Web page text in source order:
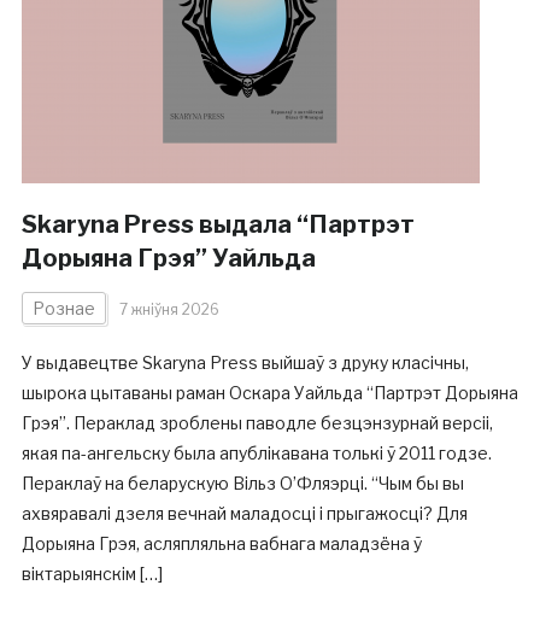
Skaryna Press выдала “Партрэт
Дорыяна Грэя” Уайльда
Рознае 7 жніўня 2026
У выдавецтве Skaryna Press выйшаў з друку класічны,
шырока цытаваны раман Оскара Уайльда “Партрэт Дорыяна
Грэя”. Пераклад зроблены паводле безцэнзурнай версіі,
якая па-ангельску была апублікавана толькі ў 2011 годзе.
Пераклаў на беларускую Вільз О’Фляэрці. “Чым бы вы
ахвяравалі дзеля вечнай маладосці і прыгажосці? Для
Дорыяна Грэя, асляпляльна вабнага маладзёна ў
віктарыянскім […]